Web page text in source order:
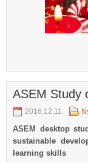
ASEM Study
2016.12.11.
ASEM desktop
sustainable
learning skills